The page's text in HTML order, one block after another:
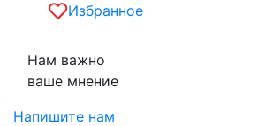
Избранное
Нам важно
ваше мнение
Напишите нам